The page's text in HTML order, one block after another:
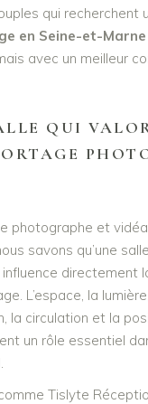
qui recherchent
en Seine-et-Marne
avec un meilleur
QUI
photographe et
savons qu’une
directement
L’espace, la
la circulation et la
un rôle essentiel
Tislyte